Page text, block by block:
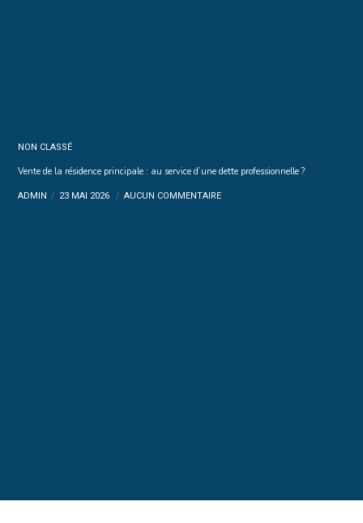
NON CLASSÉ
Vente de la résidence principale : au service d’une dette professionnelle ?
ADMIN 23 MAI 2026 AUCUN COMMENTAIRE